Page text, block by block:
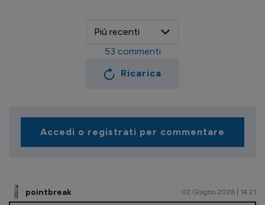
Ricarica
53 commenti
Accedi o registrati per commentare
pointbreak 02 Giugno 2026 | 14.21